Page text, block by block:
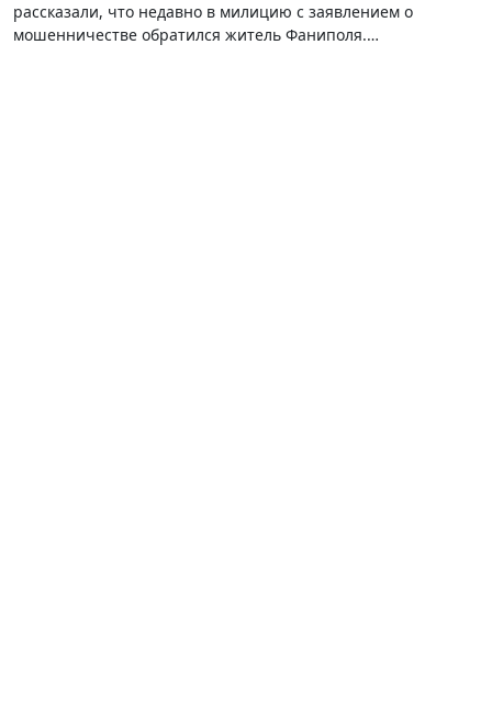
рассказали, что недавно в милицию c заявлением о
мошенничестве обратился житель Фаниполя.…